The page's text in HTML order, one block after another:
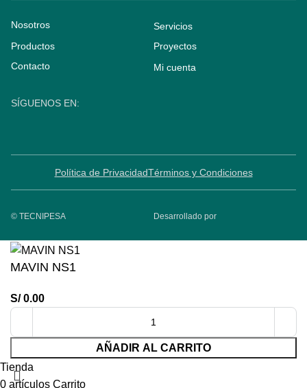
Nosotros
Servicios
Productos
Proyectos
Contacto
Mi cuenta
SÍGUENOS EN:
© TECNIPESA
Política de PrivacidadTérminos y Condiciones
Desarrollado por
MAVIN NS1
S/0.00
AÑADIR AL CARRITO
Tienda
0 artículos Carrito